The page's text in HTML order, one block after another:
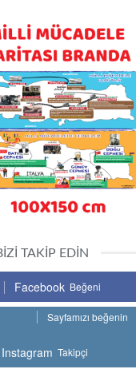
TAKİP EDİN
Facebook Beğeni
Sayfamızı beğenin
Instagram Takipçi